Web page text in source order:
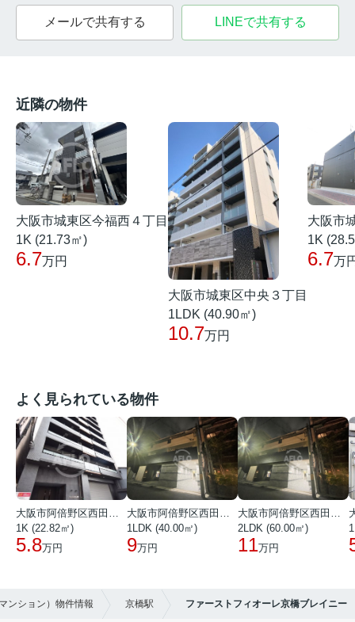
メールで共有する LINEで共有する
近隣の物件
大阪市城東区今福西４丁目
1K (21.73㎡)
6.7万円
大阪市城東区中央３丁目
1LDK (40.90㎡)
10.7万円
大阪市
1K
6.7万
よく見られている物件
1K (22.82㎡)
5.8万円
1LDK (40.00㎡)
9万円
2LDK (60.00㎡)
11万円
ンション）物件情報 京橋駅 ファーストフィオーレ京橋ブレイニー